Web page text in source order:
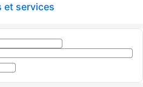
et services